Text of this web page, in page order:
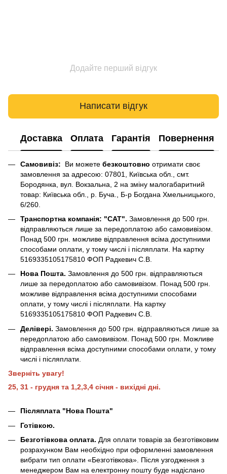
Додайте перший відгук
Написати відгук
Доставка Оплата Гарантія Повернення
Самовивіз: Ви можете безкоштовно отримати своє
замовлення за адресою: 07801, Київська обл., смт.
Бородянка, вул. Вокзальна, 2 на зміну малогабаритний
товар: Київська обл., р. Буча., Б-р Богдана Хмельницького,
6/260.
Транспортна компанія: "САТ". Замовлення до 500 грн.
відправляються лише за передоплатою або самовивізом.
Понад 500 грн. можливе відправлення всіма доступними
способами оплати, у тому числі і післяплати. На картку
5169335105175810 ФОП Радкевич С.В.
Нова Пошта. Замовлення до 500 грн. відправляються
лише за передоплатою або самовивізом. Понад 500 грн.
можливе відправлення всіма доступними способами
оплати, у тому числі і післяплати. На картку
5169335105175810 ФОП Радкевич С.В.
Делівері. Замовлення до 500 грн. відправляються лише за
передоплатою або самовивізом. Понад 500 грн. Можливе
відправлення всіма доступними способами оплати, у тому
числі і післяплати.
Зверніть увагу!
25, 31 - грудня та 1,2,3,4 січня - вихідні дні.
Післяплата "Нова Пошта"
Готівкою.
Безготівкова оплата. Для оплати товарів за безготівковим
розрахунком Вам необхідно при оформленні замовлення
вибрати тип оплати «Безготівкова». Після узгодження з
менеджером Вам на електронну пошту буде надіслано